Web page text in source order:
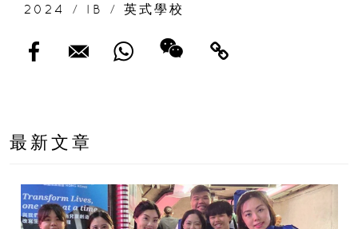
2024
/ IB / 英式學校
最新文章